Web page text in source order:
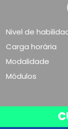
Nivel de
Carga horária
Modalidade
Módulos